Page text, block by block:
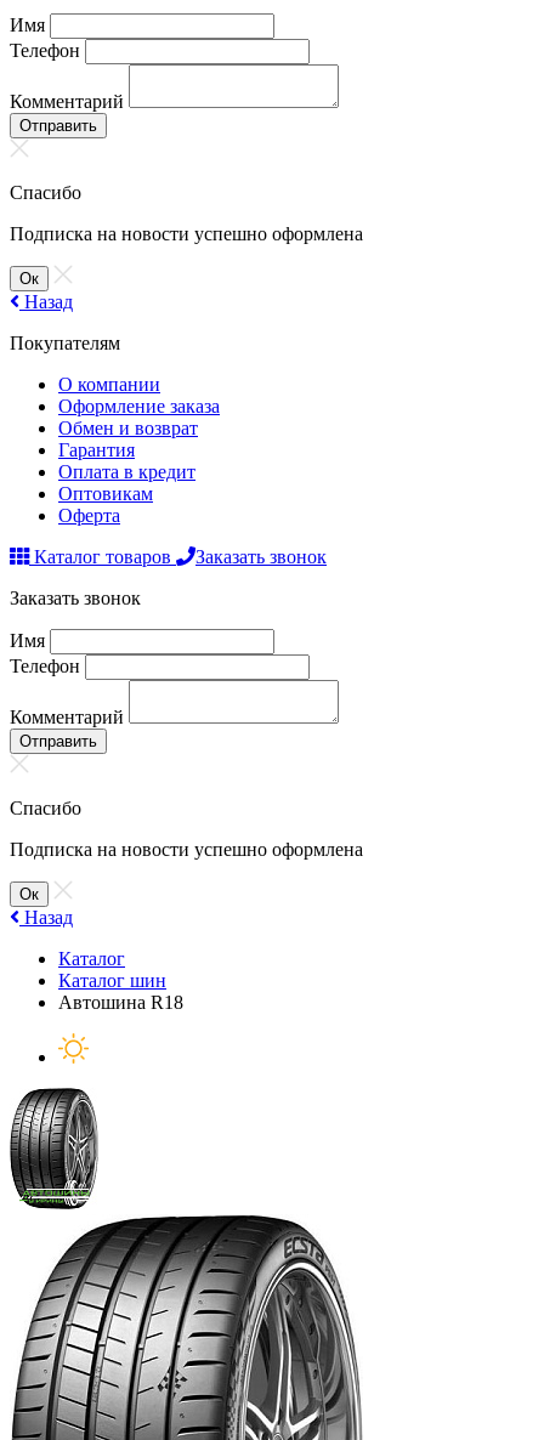
Имя
Телефон
Комментарий
Отправить
Спасибо
Подписка на новости успешно оформлена
Ок
Назад
Покупателям
О компании
Оформление заказа
Обмен и возврат
Гарантия
Оплата в кредит
Оптовикам
Оферта
Каталог товаров
Заказать звонок
Заказать звонок
Имя
Телефон
Комментарий
Отправить
Спасибо
Подписка на новости успешно оформлена
Ок
Назад
Каталог
Каталог шин
Автошина R18